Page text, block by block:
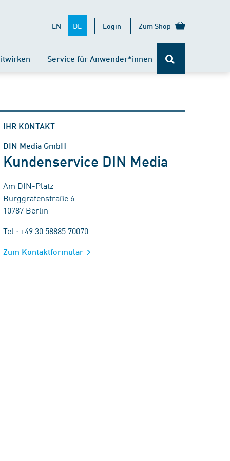
EN DE Login Zum Shop
Service für Anwender*innen
IHR KONTAKT
DIN Media GmbH
Kundenservice DIN Media
Am DIN-Platz
Burggrafenstraße 6
10787 Berlin
Tel.: +49 30 58885 70070
Zum Kontaktformular